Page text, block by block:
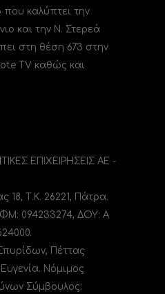
που καλύπτει την
και την Ν. Στερεά
στη θέση 673 στην
TV καθώς και
ΕΠΙΧΕΙΡΗΣΕΙΣ ΑΕ -
18, Τ.Κ. 26221, Πάτρα.
094233274, ΔΟΥ: A
Πέττας
Νόμιμος
Σύμβουλος: